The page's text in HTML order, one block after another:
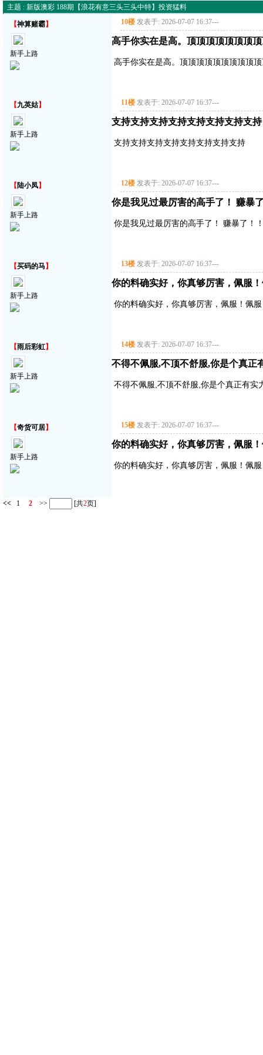
主题 : 新版澳彩 188期【浪花有意三头三头中特】投资猛料
【神算赌霸】
新手上路
10楼 发表于: 2026-07-07 16:37---
高手你实在是高。顶顶顶顶顶顶顶
高手你实在是高。顶顶顶顶顶顶顶顶顶
【九英姑】
新手上路
11楼 发表于: 2026-07-07 16:37---
支持支持支持支持支持支持支持支持
支持支持支持支持支持支持支持支持
【 陆小凤】
新手上路
12楼 发表于: 2026-07-07 16:37---
你是我见过最厉害的高手了！ 赚暴
你是我见过最厉害的高手了！ 赚暴了！
【买码的马 】
新手上路
13楼 发表于: 2026-07-07 16:37---
你的料确实好，你真够厉害，佩服
你的料确实好，你真够厉害，佩服！佩
【雨后彩虹】
新手上路
14楼 发表于: 2026-07-07 16:37---
不得不佩服,不顶不舒服,你是个真正
不得不佩服,不顶不舒服,你是个真正有实
【奇货可居】
新手上路
15楼 发表于: 2026-07-07 16:37---
你的料确实好，你真够厉害，佩服
你的料确实好，你真够厉害，佩服！佩
<< 1 2 >> [共2页]